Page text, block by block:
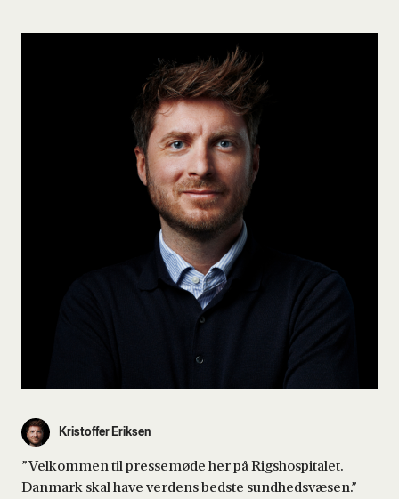
Kristoffer Eriksen
”Velkommen til pressemøde her på Rigshospitalet.
Danmark skal have verdens bedste sundhedsvæsen.”